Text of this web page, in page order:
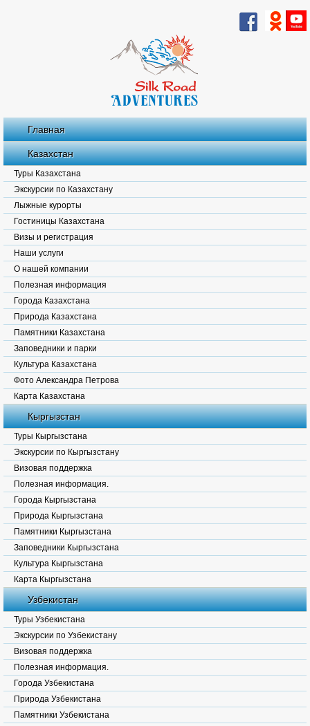
Главная
Казахстан
Туры Казахстана
Экскурсии по Казахстану
Лыжные курорты
Гостиницы Казахстана
Визы и регистрация
Наши услуги
О нашей компании
Полезная информация
Города Казахстана
Природа Казахстана
Памятники Казахстана
Заповедники и парки
Культура Казахстана
Фото Александра Петрова
Карта Казахстана
Кыргызстан
Туры Кыргызстана
Экскурсии по Кыргызстану
Визовая поддержка
Полезная информация.
Города Кыргызстана
Природа Кыргызстана
Памятники Кыргызстана
Заповедники Кыргызстана
Культура Кыргызстана
Карта Кыргызстана
Узбекистан
Туры Узбекистана
Экскурсии по Узбекистану
Визовая поддержка
Полезная информация.
Города Узбекистана
Природа Узбекистана
Памятники Узбекистана